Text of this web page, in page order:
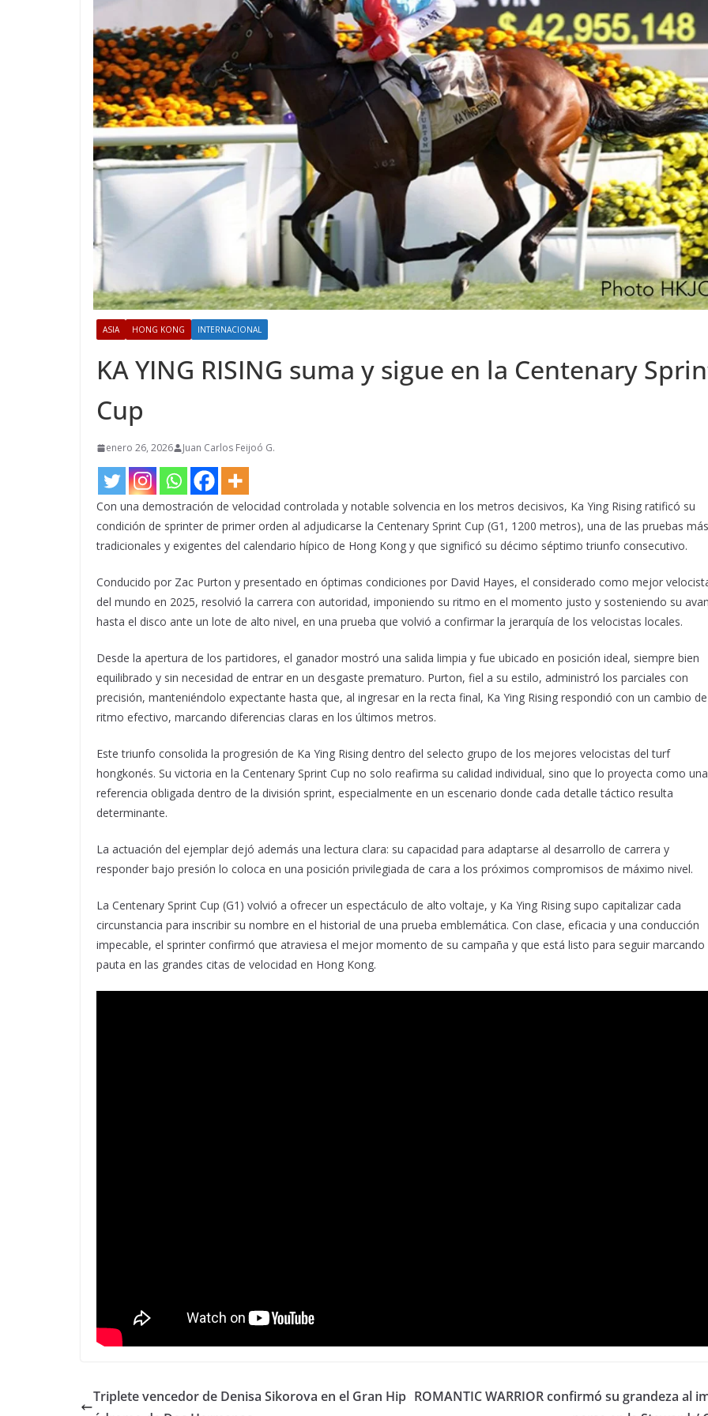
ASIA HONG KONG INTERNACIONAL
KA YING RISING suma y sigue en la Centenary
Cup
enero 26, 2026 Juan Carlos Feijoó G.
Con una demostración de velocidad controlada y notable solvencia en los metros decisivos, Ka Ying Rising ratificó su
condición de sprinter de primer orden al adjudicarse la Centenary Sprint Cup (G1, 1200 metros), una de las pruebas más
tradicionales y exigentes del calendario hípico de Hong Kong y que significó su décimo séptimo triunfo consecutivo.
Conducido por Zac Purton y presentado en óptimas condiciones por David Hayes, el considerado como mejor
del mundo en 2025, resolvió la carrera con autoridad, imponiendo su ritmo en el momento justo y sosteniendo su
hasta el disco ante un lote de alto nivel, en una prueba que volvió a confirmar la jerarquía de los velocistas locales.
Desde la apertura de los partidores, el ganador mostró una salida limpia y fue ubicado en posición ideal, siempre bien
equilibrado y sin necesidad de entrar en un desgaste prematuro. Purton, fiel a su estilo, administró los parciales con
precisión, manteniéndolo expectante hasta que, al ingresar en la recta final, Ka Ying Rising respondió con un cambio de
ritmo efectivo, marcando diferencias claras en los últimos metros.
Este triunfo consolida la progresión de Ka Ying Rising dentro del selecto grupo de los mejores velocistas del turf
hongkonés. Su victoria en la Centenary Sprint Cup no solo reafirma su calidad individual, sino que lo proyecta como una
referencia obligada dentro de la división sprint, especialmente en un escenario donde cada detalle táctico resulta
determinante.
La actuación del ejemplar dejó además una lectura clara: su capacidad para adaptarse al desarrollo de carrera y
responder bajo presión lo coloca en una posición privilegiada de cara a los próximos compromisos de máximo nivel.
La Centenary Sprint Cup (G1) volvió a ofrecer un espectáculo de alto voltaje, y Ka Ying Rising supo capitalizar cada
circunstancia para inscribir su nombre en el historial de una prueba emblemática. Con clase, eficacia y una conducción
impecable, el sprinter confirmó que atraviesa el mejor momento de su campaña y que está listo para seguir marcando
pauta en las grandes citas de velocidad en Hong Kong.
Triplete vencedor de Denisa Sikorova en el Gran Hip ROMANTIC WARRIOR confirmó su grandeza al